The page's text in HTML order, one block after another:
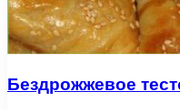
Бездрожжевое